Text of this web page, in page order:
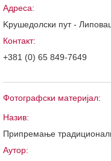
Адреса:
Kрушедолски пут -
Контакт:
+381 (0) 65 849-7649
Фотографски материјал:
Назив:
Припремање
Аутор: